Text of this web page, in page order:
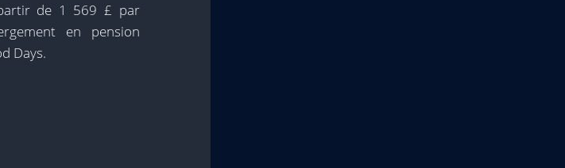
de 1 569 £ par
en pension
Days.